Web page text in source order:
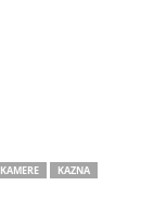
KAMERE
KAZNA